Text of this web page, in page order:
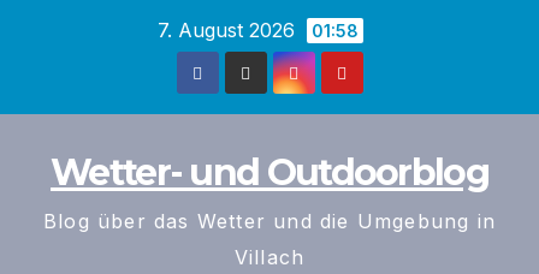
7. August 2026 01:58
Wetter- und Outdoorblog
Blog über das Wetter und die Umgebung in
Villach